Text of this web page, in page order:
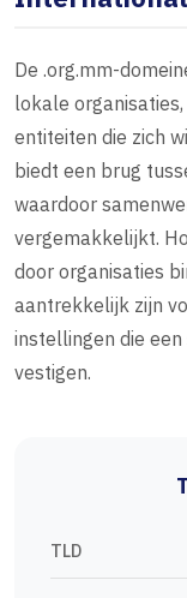
De .org.mm-
lokale
entiteiten die zich
biedt een brug
waardoor
vergemakkelijkt.
door organisaties
aantrekkelijk zijn
instellingen die
vestigen.
TLD